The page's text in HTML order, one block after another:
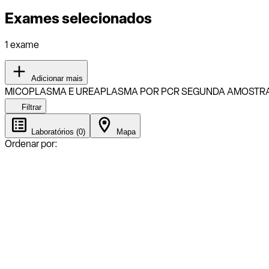
Exames selecionados
1 exame
Adicionar mais
MICOPLASMA E UREAPLASMA POR PCR SEGUNDA
Filtrar
Laboratórios (0) Mapa
Ordenar por: